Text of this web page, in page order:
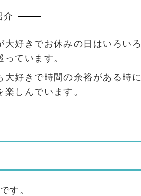
介
大好きでお休みの日はいろいろ
ています。
大好きで時間の余裕がある時に
楽しんでいます。
す。